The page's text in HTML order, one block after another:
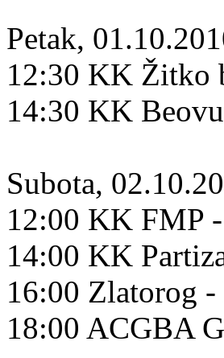
Petak,
12:30 KK Žitko
14:30 KK
Subota,
12:00 KK FMP
14:00 KK
16:00 Zlatorog
18:00 ACGBA